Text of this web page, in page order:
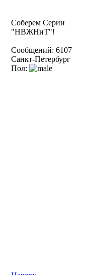
Соберем Серии
"НВЖНиТ"!
Сообщений: 6107
Санкт-Петербург
Пол: